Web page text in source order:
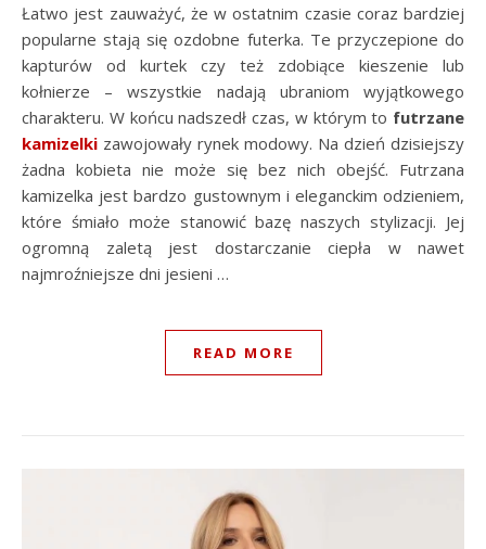
Łatwo jest zauważyć, że w ostatnim czasie coraz bardziej
popularne stają się ozdobne futerka. Te przyczepione do
kapturów od kurtek czy też zdobiące kieszenie lub
kołnierze – wszystkie nadają ubraniom wyjątkowego
charakteru. W końcu nadszedł czas, w którym to futrzane
kamizelki zawojowały rynek modowy. Na dzień dzisiejszy
żadna kobieta nie może się bez nich obejść. Futrzana
kamizelka jest bardzo gustownym i eleganckim odzieniem,
które śmiało może stanowić bazę naszych stylizacji. Jej
ogromną zaletą jest dostarczanie ciepła w nawet
najmroźniejsze dni jesieni …
READ MORE